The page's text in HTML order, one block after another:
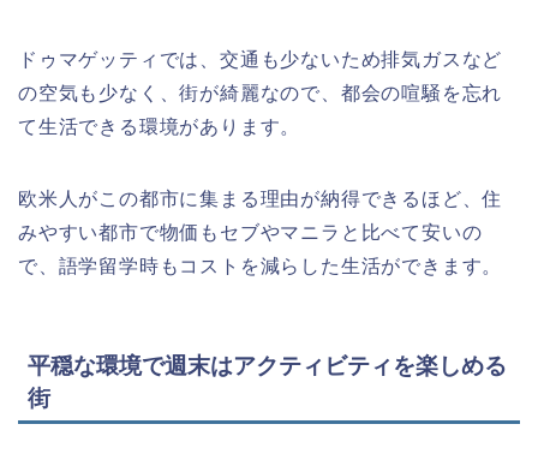
ドゥマゲッティでは、交通も少ないため排気ガスなど
の空気も少なく、街が綺麗なので、都会の喧騒を忘れ
て生活できる環境があります。
欧米人がこの都市に集まる理由が納得できるほど、住
みやすい都市で物価もセブやマニラと比べて安いの
で、語学留学時もコストを減らした生活ができます。
平穏な環境で週末はアクティビティを楽しめる
街